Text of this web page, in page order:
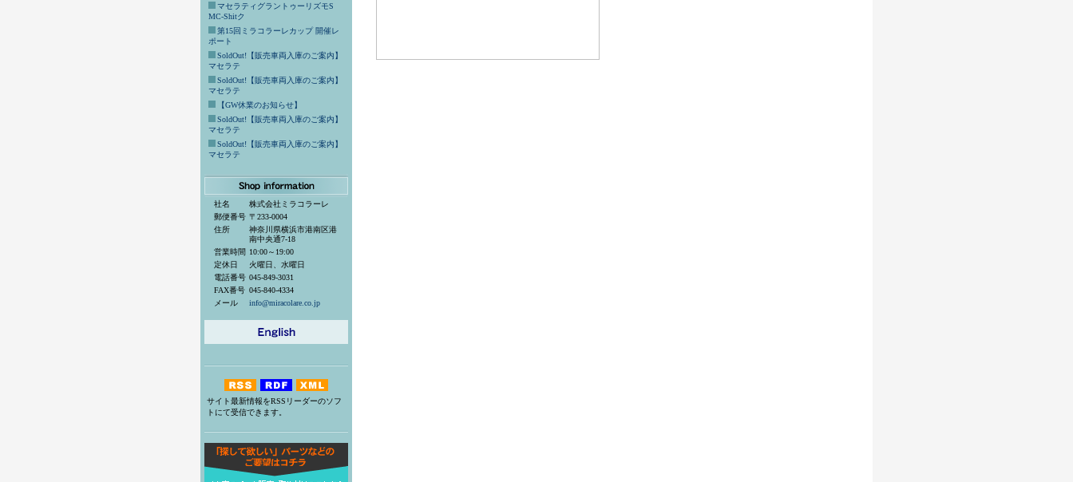
マセラティグラントゥーリズモS
MC-Shitク
第15回ミラコラーレカップ 開催レ
ポート
SoldOut!【販売車両入庫のご案内】
マセラテ
SoldOut!【販売車両入庫のご案内】
マセラテ
【GW休業のお知らせ】
SoldOut!【販売車両入庫のご案内】
マセラテ
SoldOut!【販売車両入庫のご案内】
マセラテ
社名
株式会社ミラコラーレ
郵便番号 〒233-0004
住所
神奈川県横浜市港南区港
南中央通7-18
営業時間 10:00～19:00
定休日
火曜日、水曜日
電話番号 045-849-3031
FAX番号 045-840-4334
メール
info@miracolare.co.jp
サイト最新情報をRSSリーダーのソフ
トにて受信できます。